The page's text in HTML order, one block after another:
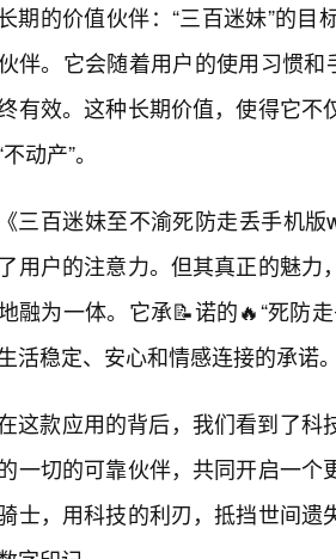
期的价值伙伴：“三百迷妹”的
伴。它会随着用户的使用习惯
有效。这种长期价值，使得它
动产”。
《三百迷妹至不渝死防走丢手机
用户的注意力。但其真正的魅
融为一体。它承📝诺的🔥“死防
活稳定、安心和情感连接的承诺
这款应用的背后，我们看到了科
一切的可靠伙伴，共同开启一
士，用科技的利刃，抵挡世间